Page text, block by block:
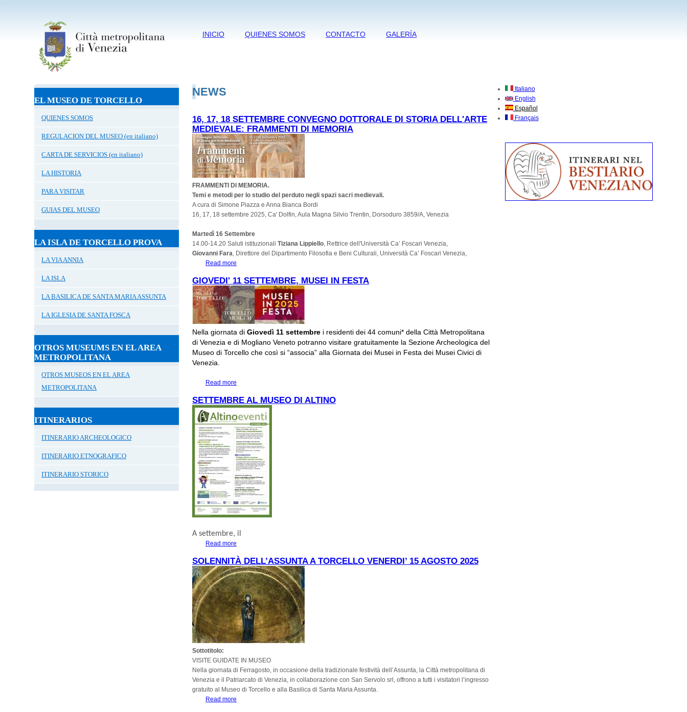
INICIO QUIENES SOMOS CONTACTO GALERÍA
EL MUSEO DE TORCELLO
QUIENES SOMOS
REGULACION DEL MUSEO (en italiano)
CARTA DE SERVICIOS (en italiano)
LA HISTORIA
PARA VISITAR
GUIAS DEL MUSEO
LA ISLA DE TORCELLO PROVA
LA VIA ANNIA
LA ISLA
LA BASILICA DE SANTA MARIA ASSUNTA
LA IGLESIA DE SANTA FOSCA
OTROS MUSEUMS EN EL AREA
METROPOLITANA
OTROS MUSEOS EN EL AREA
METROPOLITANA
ITINERARIOS
ITINERARIO ARCHEOLOGICO
ITINERARIO ETNOGRAFICO
ITINERARIO STORICO
NEWS
16, 17, 18 SETTEMBRE CONVEGNO DOTTORALE DI STORIA DELL'ARTE
MEDIEVALE: FRAMMENTI DI MEMORIA
FRAMMENTI DI MEMORIA.
Temi e metodi per lo studio del perduto negli spazi sacri medievali.
A cura di Simone Piazza e Anna Bianca Bordi
16, 17, 18 settembre 2025, Ca' Dolfin, Aula Magna Silvio Trentin, Dorsoduro 3859/A, Venezia
Martedì 16 Settembre
14.00-14.20 Saluti istituzionaliTiziana Lippiello, Rettrice dell'Università Ca’ Foscari Venezia,
Giovanni Fara, Direttore del Dipartimento Filosofia e Beni Culturali, Università Ca’ Foscari Venezia,
Read more
GIOVEDI' 11 SETTEMBRE, MUSEI IN FESTA
Nella giornata diGiovedì 11 settembre i residenti dei 44 comuni* della Città Metropolitana
di Venezia e di Mogliano Veneto potranno visitare gratuitamente la Sezione Archeologica del
Museo di Torcello che così si “associa” alla Giornata dei Musei in Festa dei Musei Civici di
Venezia.
Read more
SETTEMBRE AL MUSEO DI ALTINO
Asettembre, il
Read more
SOLENNITÀ DELL’ASSUNTA A TORCELLO VENERDI’ 15 AGOSTO 2025
Sottotitolo:
VISITE GUIDATE IN MUSEO
Nella giornata di Ferragosto, in occasione della tradizionale festività dell’Assunta, la Città metropolitana di
Venezia e il Patriarcato di Venezia, in collaborazione con San Servolo srl, offrono a tutti i visitatori l’ingresso
gratuito al Museo di Torcello e alla Basilica di Santa Maria Assunta.
Read more
Italiano
English
Español
Français